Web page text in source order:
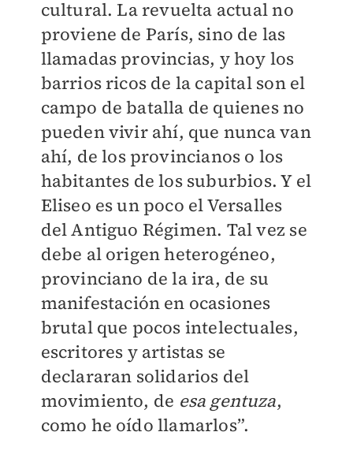
cultural. La revuelta actual no
proviene de París, sino de las
llamadas provincias, y hoy los
barrios ricos de la capital son el
campo de batalla de quienes no
pueden vivir ahí, que nunca van
ahí, de los provincianos o los
habitantes de los suburbios. Y el
Eliseo es un poco el Versalles
del Antiguo Régimen. Tal vez se
debe al origen heterogéneo,
provinciano de la ira, de su
manifestación en ocasiones
brutal que pocos intelectuales,
escritores y artistas se
declararan solidarios del
movimiento, de esa gentuza,
como he oído llamarlos”.